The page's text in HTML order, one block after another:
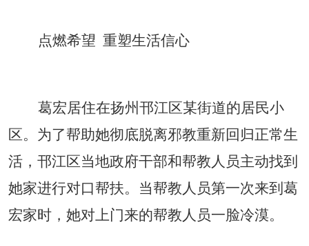
点燃希望 重塑生活信心
葛宏居住在扬州邗江区某街道的居民小
区。为了帮助她彻底脱离邪教重新回归正常生
活，邗江区当地政府干部和帮教人员主动找到
她家进行对口帮扶。当帮教人员第一次来到葛
宏家时，她对上门来的帮教人员一脸冷漠。